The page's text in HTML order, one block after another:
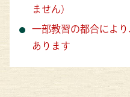
ません）
一部教習の都合によ
あります